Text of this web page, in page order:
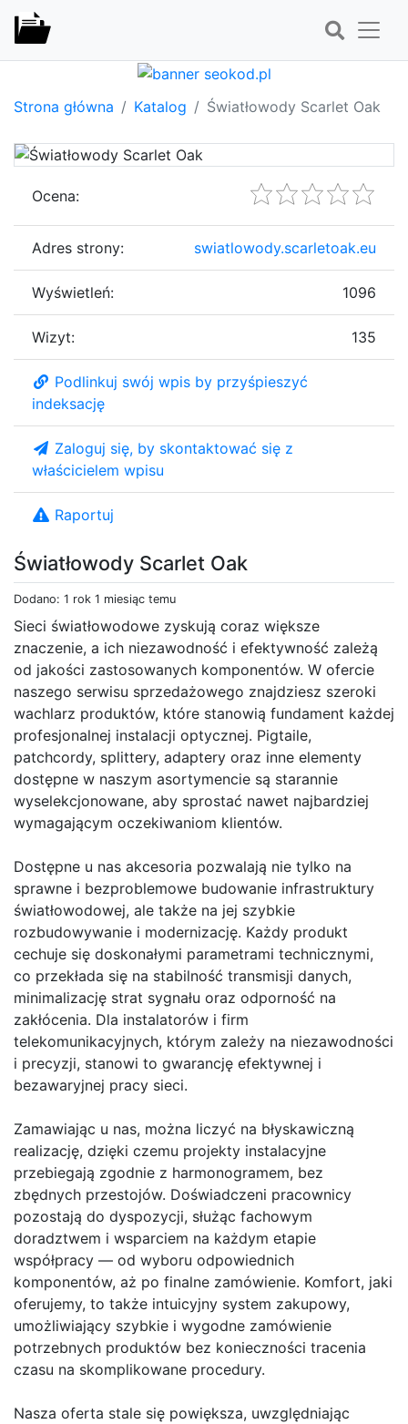
Strona główna Katalog Światłowody Scarlet Oak
Światłowody Scarlet Oak
Dodano: 1 rok 1 miesiąc temu
Sieci światłowodowe zyskują coraz większe
znaczenie, a ich niezawodność i efektywność zależą
od jakości zastosowanych komponentów. W ofercie
naszego serwisu sprzedażowego znajdziesz szeroki
wachlarz produktów, które stanowią fundament każdej
profesjonalnej instalacji optycznej. Pigtaile,
patchcordy, splittery, adaptery oraz inne elementy
dostępne w naszym asortymencie są starannie
wyselekcjonowane, aby sprostać nawet najbardziej
wymagającym oczekiwaniom klientów.
Dostępne u nas akcesoria pozwalają nie tylko na
sprawne i bezproblemowe budowanie infrastruktury
światłowodowej, ale także na jej szybkie
rozbudowywanie i modernizację. Każdy produkt
cechuje się doskonałymi parametrami technicznymi,
co przekłada się na stabilność transmisji danych,
minimalizację strat sygnału oraz odporność na
zakłócenia. Dla instalatorów i firm
telekomunikacyjnych, którym zależy na niezawodności
i precyzji, stanowi to gwarancję efektywnej i
bezawaryjnej pracy sieci.
Zamawiając u nas, można liczyć na błyskawiczną
realizację, dzięki czemu projekty instalacyjne
przebiegają zgodnie z harmonogramem, bez
zbędnych przestojów. Doświadczeni pracownicy
pozostają do dyspozycji, służąc fachowym
doradztwem i wsparciem na każdym etapie
współpracy — od wyboru odpowiednich
komponentów, aż po finalne zamówienie. Komfort, jaki
oferujemy, to także intuicyjny system zakupowy,
umożliwiający szybkie i wygodne zamówienie
potrzebnych produktów bez konieczności tracenia
czasu na skomplikowane procedury.
Nasza oferta stale się powiększa, uwzględniając
Ocena:
Adres strony: swiatlowody.scarletoak.eu
Wyświetleń: 1096
Wizyt: 135
Podlinkuj swój wpis by przyśpieszyć
indeksację
Zaloguj się, by skontaktować się z
właścicielem wpisu
Raportuj